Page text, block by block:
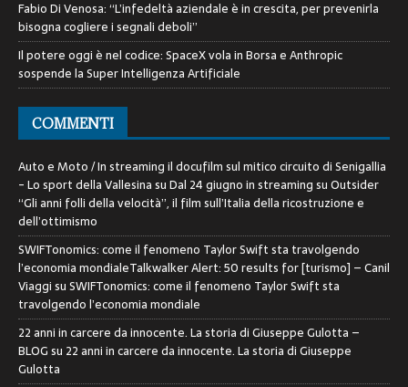
Fabio Di Venosa: “L’infedeltà aziendale è in crescita, per prevenirla
bisogna cogliere i segnali deboli”
Il potere oggi è nel codice: SpaceX vola in Borsa e Anthropic
sospende la Super Intelligenza Artificiale
COMMENTI
Auto e Moto / In streaming il docufilm sul mitico circuito di Senigallia
- Lo sport della VallesinasuDal 24 giugno in streaming su Outsider
“Gli anni folli della velocità”, il film sull’Italia della ricostruzione e
dell’ottimismo
SWIFTonomics: come il fenomeno Taylor Swift sta travolgendo
l’economia mondialeTalkwalker Alert: 50 results for [turismo] – Canil
ViaggisuSWIFTonomics: come il fenomeno Taylor Swift sta
travolgendo l’economia mondiale
22 anni in carcere da innocente. La storia di Giuseppe Gulotta –
BLOGsu 22 anni in carcere da innocente. La storia di Giuseppe
Gulotta